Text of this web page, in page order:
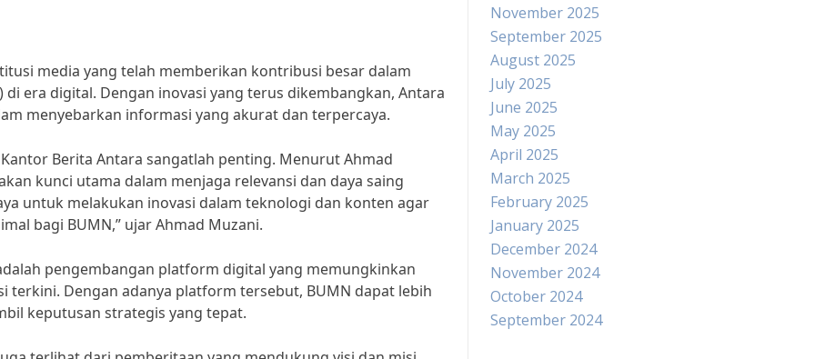
media yang telah memberikan kontribusi besar dalam
era digital. Dengan inovasi yang terus dikembangkan, Antara
menyebarkan informasi yang akurat dan terpercaya.
Berita Antara sangatlah penting. Menurut Ahmad
kunci utama dalam menjaga relevansi dan daya saing
untuk melakukan inovasi dalam teknologi dan konten agar
bagi BUMN,” ujar Ahmad Muzani.
pengembangan platform digital yang memungkinkan
terkini. Dengan adanya platform tersebut, BUMN dapat lebih
keputusan strategis yang tepat.
November 2025
September 2025
August 2025
July 2025
June 2025
May 2025
April 2025
March 2025
February 2025
January 2025
December 2024
November 2024
October 2024
September 2024